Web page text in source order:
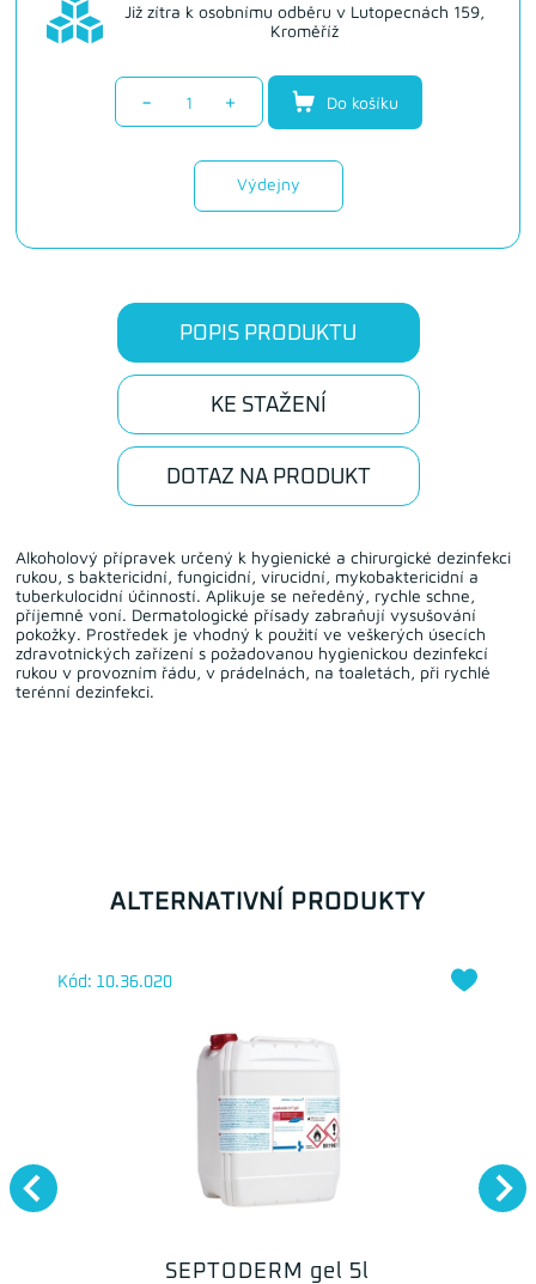
Již zítra k osobnímu odběru v Lutopecnách 159,
Kroměříž
- + Do košíku
Výdejny
POPIS PRODUKTU
KE STAŽENÍ
DOTAZ NA PRODUKT
Alkoholový přípravek určený k hygienické a chirurgické dezinfekci
rukou, s baktericidní, fungicidní, virucidní, mykobaktericidní a
tuberkulocidní účinností. Aplikuje se neředěný, rychle schne,
příjemně voní. Dermatologické přísady zabraňují vysušování
pokožky. Prostředek je vhodný k použití ve veškerých úsecích
zdravotnických zařízení s požadovanou hygienickou dezinfekcí
rukou v provozním řádu, v prádelnách, na toaletách, při rychlé
terénní dezinfekci.
ALTERNATIVNÍ PRODUKTY
SEPTODERM gel 5l
Kód: 10.36.020